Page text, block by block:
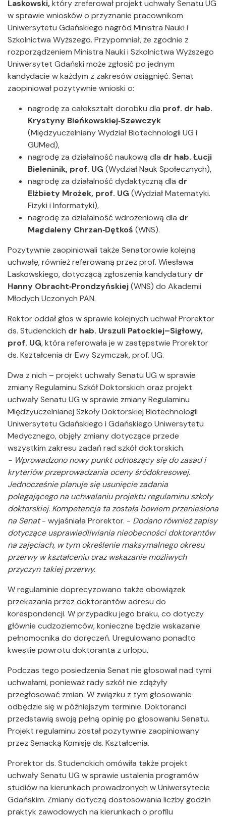
Laskowski,który zreferował projekt uchwały Senatu UG
w sprawie wniosków o przyznanie pracownikom
Uniwersytetu Gdańskiego nagród Ministra Nauki i
Szkolnictwa Wyższego. Przypomniał, że zgodnie z
rozporządzeniem Ministra Nauki i Szkolnictwa Wyższego
Uniwersytet Gdański może zgłosić po jednym
kandydacie w każdym z zakresów osiągnięć. Senat
zaopiniował pozytywnie wnioski o:
nagrodę za całokształt dorobku dla prof. dr hab.
Krystyny Bieńkowskiej‑Szewczyk
(Międzyuczelniany Wydział Biotechnologii UG i
GUMed),
nagrodę za działalność naukową dla dr hab. Łucji
Bieleninik, prof. UG (Wydział Nauk Społecznych),
nagrodę za działalność dydaktyczną dla dr
Elżbiety Mrożek, prof. UG (Wydział Matematyki.
Fizyki i Informatyki),
nagrodę za działalność wdrożeniową dla dr
Magdaleny Chrzan‑Dętkoś (WNS).
Pozytywnie zaopiniowali także Senatorowie kolejną
uchwałę, również referowaną przez prof. Wiesława
Laskowskiego, dotyczącą zgłoszenia kandydatury dr
Hanny Obracht‑Prondzyńskiej(WNS) do Akademii
Młodych Uczonych PAN.
Rektor oddał głos w sprawie kolejnych uchwał Prorektor
ds. Studenckich dr hab. Urszuli Patockiej–Sigłowy,
prof. UG, która referowała je w zastępstwie Prorektor
ds. Kształcenia dr Ewy Szymczak, prof. UG.
Dwa z nich – projekt uchwały Senatu UG w sprawie
zmiany Regulaminu Szkół Doktorskich oraz projekt
uchwały Senatu UG w sprawie zmiany Regulaminu
Międzyuczelnianej Szkoły Doktorskiej Biotechnologii
Uniwersytetu Gdańskiego i Gdańskiego Uniwersytetu
Medycznego, objęły zmiany dotyczące przede
wszystkim zakresu zadań rad szkół doktorskich.
- Wprowadzono nowy punkt odnoszący się do zasad i
kryteriów przeprowadzania oceny śródokresowej.
Jednocześnie planuje się usunięcie zadania
polegającego na uchwalaniu projektu regulaminu szkoły
doktorskiej. Kompetencja ta została bowiem przeniesiona
na Senat- wyjaśniała Prorektor. - Dodano również zapisy
dotyczące usprawiedliwiania nieobecności doktorantów
na zajęciach, w tym określenie maksymalnego okresu
przerwy w kształceniu oraz wskazanie możliwych
przyczyn takiej przerwy.
W regulaminie doprecyzowano także obowiązek
przekazania przez doktorantów adresu do
korespondencji. W przypadku jego braku, co dotyczy
głównie cudzoziemców, konieczne będzie wskazanie
pełnomocnika do doręczeń. Uregulowano ponadto
kwestie powrotu doktoranta z urlopu.
Podczas tego posiedzenia Senat nie głosował nad tymi
uchwałami, ponieważ rady szkół nie zdążyły
przegłosować zmian. W związku z tym głosowanie
odbędzie się w późniejszym terminie. Doktoranci
przedstawią swoją pełną opinię po głosowaniu Senatu.
Projekt regulaminu został pozytywnie zaopiniowany
przez Senacką Komisję ds. Kształcenia.
Prorektor ds. Studenckich omówiła także projekt
uchwały Senatu UG w sprawie ustalenia programów
studiów na kierunkach prowadzonych w Uniwersytecie
Gdańskim. Zmiany dotyczą dostosowania liczby godzin
praktyk zawodowych na kierunkach o profilu